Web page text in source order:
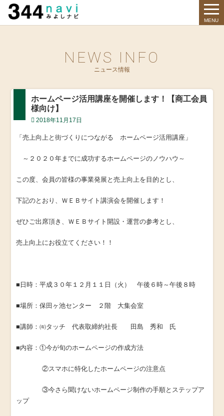
MENU
NEWS INFO
ニュース情報
ホームページ活用講座を開催します！【商工会員
様向け】
2018年11月17日
「売上向上と街づくりにつながる ホームページ活用講座」
～２０２０年までに成功するホームページのノウハウ～
この度、会員の皆様の事業発展と売上向上を目的とし、
下記のとおり、ＷＥＢサイト講演会を開催します！
ぜひご出席頂き、ＷＥＢサイト開設・運営の参考とし、
売上向上にお役立てください！！
■日時：平成３０年１２月１１日（火） 午後６時～午後８時
■場所：保田ヶ池センター ２階 大集会室
■講師：㈲タッチ 代表取締約社長 田島 秀和 氏
■内容：①今が旬のホームページの作成方法
②スマホに特化したホームページの注意点
③今さら聞けないホームページ制作の手順とステップア
ップ